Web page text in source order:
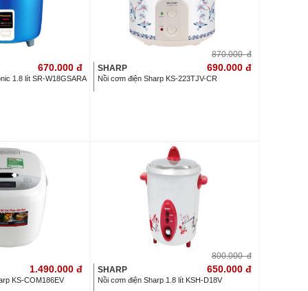
670.000 đ
1.8 lít SR-W18GSARA
870.000 đ
SHARP
690.000 đ
Nồi cơm điện Sharp KS-223TJV-CR
1.490.000 đ
KS-COM186EV
800.000 đ
SHARP
650.000 đ
Nồi cơm điện Sharp 1.8 lít KSH-D18V